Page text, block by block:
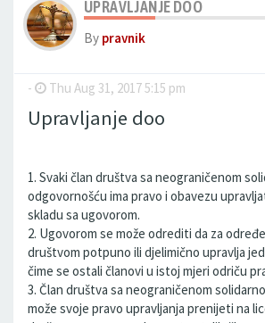
UPRAVLJANJE DOO
By pravnik
- Thu Aug 31, 2017 5:15 pm
Upravljanje doo
1. Svaki član društva sa neograničenom
odgovornošću ima pravo i obavezu
skladu sa ugovorom.
2. Ugovorom se može odrediti da za
društvom potpuno ili djelimično upravlja
čime se ostali članovi u istoj mjeri odriču
3. Član društva sa neograničenom
može svoje pravo upravljanja prenijeti na